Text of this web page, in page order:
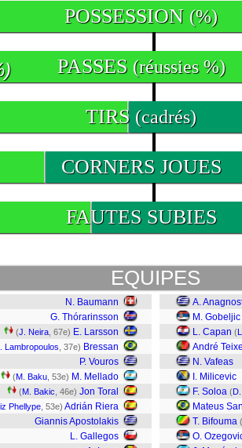
POSSESSION (%)
PASSES (réussies %)
TIRS (cadrés)
CORNERS JOUES
FAUTES SUBIES
EQUIPES
N. Baumann
G. Thórarinsson
(J. Neira , 67e) E. Larsson
Lambropoulos , 37e) Bressan
P. Vouros
(M. Baku , 53e) M. Mellado
(M. Bakic , 46e) Jon Toral
Phellype , 53e) Adrián Riera
Giannis Apostolakis
L. Gallegos
A.
M. Gobeljic
L. Capan (
André
N. Vafeas
I. Milicevic
F. Soloa (
Mateus
T. Bifouma (
O.